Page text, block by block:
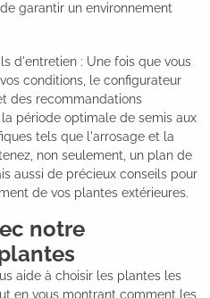
garantir un environnement
d'entretien : Une fois que vous
conditions, le configurateur
des recommandations
période optimale de semis aux
tels que l'arrosage et la
non seulement, un plan de
aussi de précieux conseils pour
de vos plantes extérieures.
notre
aide à choisir les plantes les
en vous montrant comment les